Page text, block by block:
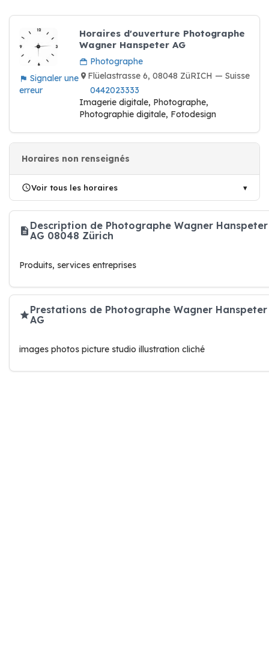
Signaler une
erreur
Horaires d'ouverture Photographe
Wagner Hanspeter AG
Photographe
Flüelastrasse 6, 08048 ZüRICH — Suisse
0442023333
Imagerie digitale, Photographe,
Photographie digitale, Fotodesign
Horaires non renseignés
Voir tous les horaires
Description de Photographe Wagner Hanspeter
AG 08048 Zürich
Produits, services entreprises
Prestations de Photographe Wagner Hanspeter
AG
images photos picture studio illustration cliché